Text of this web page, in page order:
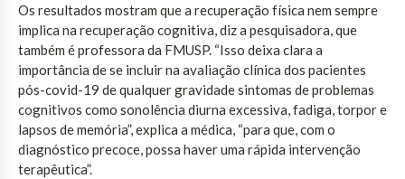
Os resultados mostram que a recuperação física nem sempre
implica na recuperação cognitiva, diz a pesquisadora, que
também é professora da FMUSP. “Isso deixa clara a
importância de se incluir na avaliação clínica dos pacientes
pós-covid-19 de qualquer gravidade sintomas de problemas
cognitivos como sonolência diurna excessiva, fadiga, torpor e
lapsos de memória”, explica a médica, “para que, com o
diagnóstico precoce, possa haver uma rápida intervenção
terapêutica”.